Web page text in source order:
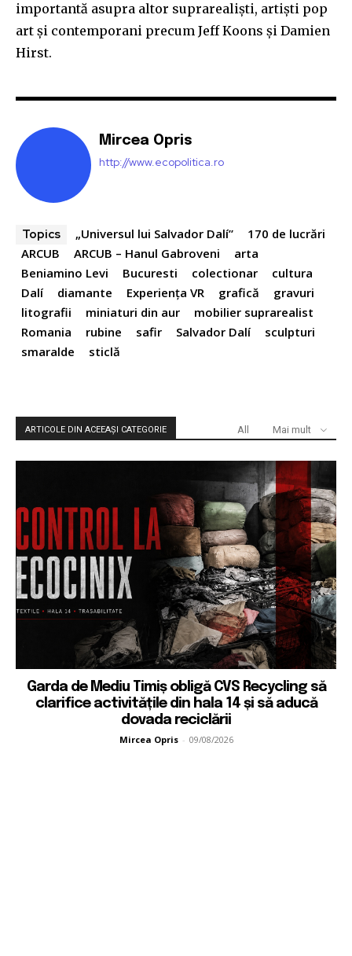
importantă asupra altor suprarealiști, artiști pop
art și contemporani precum Jeff Koons și Damien
Hirst.
Mircea Opris
http://www.ecopolitica.ro
Topics „Universul lui Salvador Dalí”
170 de lucrări
ARCUB
ARCUB – Hanul Gabroveni
arta
Beniamino Levi
Bucuresti colectionar
cultura
Dalí
diamante Experiența VR grafică
gravuri
litografii
miniaturi din aur
mobilier suprarealist
Romania
rubine safir Salvador Dalí
sculpturi
smaralde
sticlă
ARTICOLE DIN ACEEAȘI CATEGORIE All Mai mult
Garda de Mediu Timiș obligă CVS Recycling să
clarifice activitățile din hala 14 și să aducă
dovada reciclării
Mircea Opris - 09/08/2026